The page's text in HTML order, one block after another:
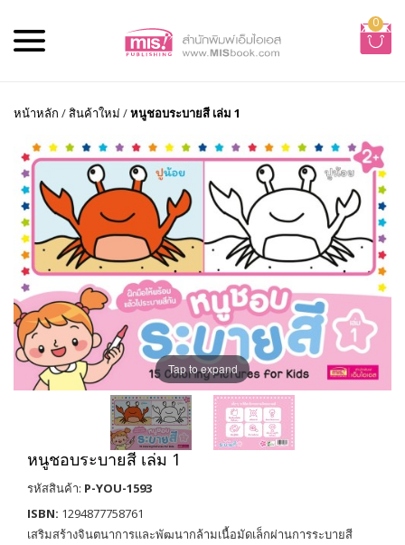
0
หน้าหลัก /สินค้าใหม่ /หนูชอบระบายสี เล่ม 1
Tap to expand
หนูชอบระบายสี เล่ม 1
รหัสสินค้า: P-YOU-1593
ISBN: 1294877758761
เสริมสร้างจินตนาการและพัฒนากล้ามเนื้อมัดเล็กผ่านการระบายสี